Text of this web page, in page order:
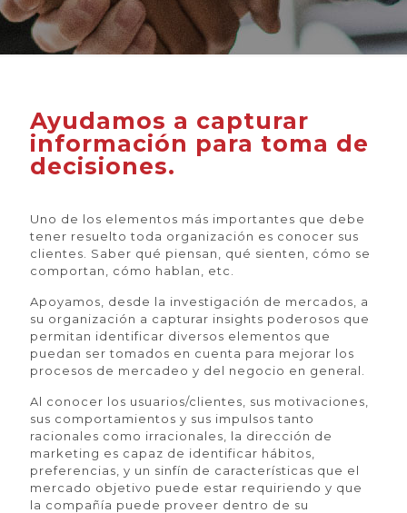
Ayudamos a capturar
información para toma de
decisiones.
Uno de los elementos más importantes que debe
tener resuelto toda organización es conocer sus
clientes. Saber qué piensan, qué sienten, cómo se
comportan, cómo hablan, etc.
Apoyamos, desde la investigación de mercados, a
su organización a capturar insights poderosos que
permitan identificar diversos elementos que
puedan ser tomados en cuenta para mejorar los
procesos de mercadeo y del negocio en general.
Al conocer los usuarios/clientes, sus motivaciones,
sus comportamientos y sus impulsos tanto
racionales como irracionales, la dirección de
marketing es capaz de identificar hábitos,
preferencias, y un sinfín de características que el
mercado objetivo puede estar requiriendo y que
la compañía puede proveer dentro de su